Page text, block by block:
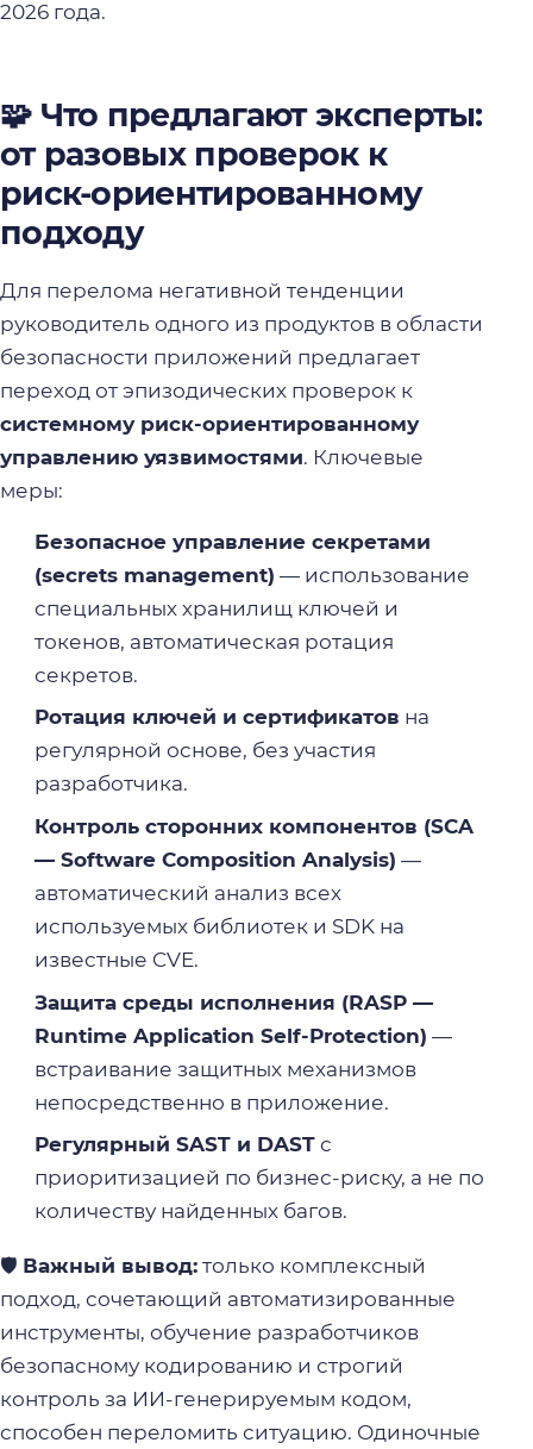
2026 года.
🧩 Что предлагают эксперты:
от разовых проверок к
риск-ориентированному
подходу
Для перелома негативной тенденции
руководитель одного из продуктов в области
безопасности приложений предлагает
переход от эпизодических проверок к
системному риск-ориентированному
управлению уязвимостями. Ключевые
меры:
Безопасное управление секретами
(secrets management) — использование
специальных хранилищ ключей и
токенов, автоматическая ротация
секретов.
Ротация ключей и сертификатов на
регулярной основе, без участия
разработчика.
Контроль сторонних компонентов (SCA
— Software Composition Analysis) —
автоматический анализ всех
используемых библиотек и SDK на
известные CVE.
Защита среды исполнения (RASP —
Runtime Application Self-Protection) —
встраивание защитных механизмов
непосредственно в приложение.
Регулярный SAST и DASTс
приоритизацией по бизнес-риску, а не по
количеству найденных багов.
🛡️ Важный вывод: только комплексный
подход, сочетающий автоматизированные
инструменты, обучение разработчиков
безопасному кодированию и строгий
контроль за ИИ-генерируемым кодом,
способен переломить ситуацию. Одиночные